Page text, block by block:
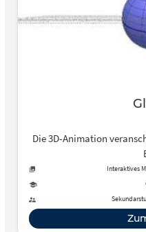
Die 3D-Animation
Interaktives